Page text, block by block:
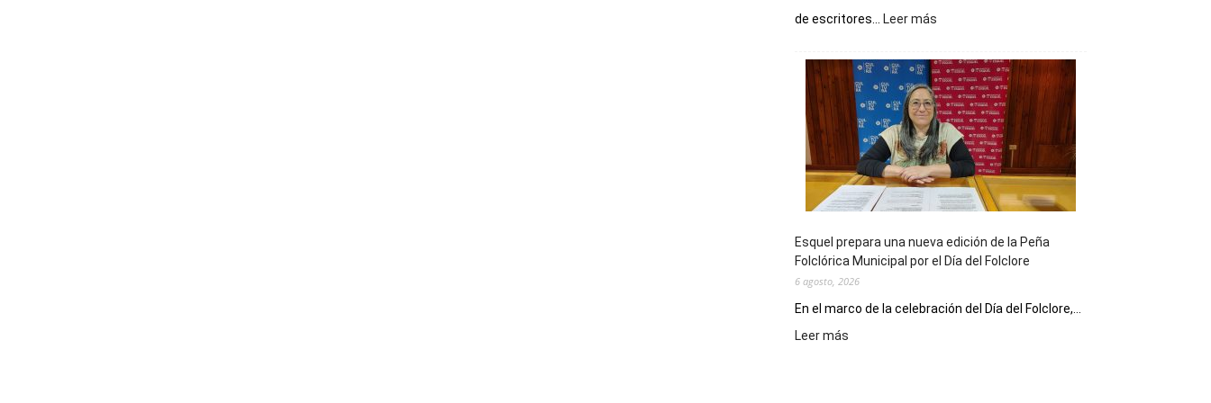
de escritores...
Leer más
Municipal
celebra
sus
90
años
con
un
Conversatorio
Escritores
Locales
Esquel prepara una nueva edición de la Peña
Folclórica Municipal por el Día del Folclore
6 agosto, 2026
En el marco de la celebración del Día del Folclore,...
Leer más